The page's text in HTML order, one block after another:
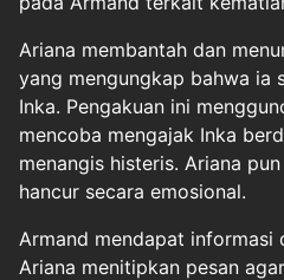
Ariana membantah dan
yang mengungkap bahwa ia
Inka. Pengakuan ini
mencoba mengajak Inka
menangis histeris. Ariana
hancur secara emosional.
Armand mendapat informasi
Ariana menitipkan pesan